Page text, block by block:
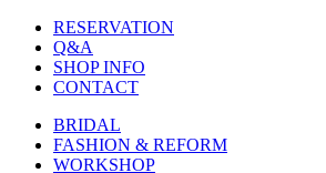
RESERVATION
Q&A
SHOP INFO
CONTACT
BRIDAL
FASHION & REFORM
WORKSHOP